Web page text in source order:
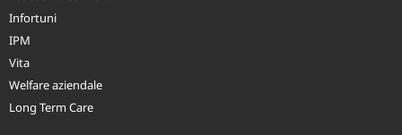
Assistenza Sanitaria
Infortuni
IPM
Vita
Welfare aziendale